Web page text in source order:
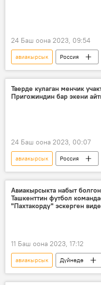
24 Баш оона 2023, 09:54
авиакырсык Россия
Евгений Пригожин
өлүм
Видео
Тверде кулаган менчик
Пригожиндин бар экени
24 Баш оона 2023, 00:07
авиакырсык Россия
"Вагнер" тобу
Тверь
Авиакырсыкта набыт болгон
Ташкенттин футбол
"Пахтакорду" эскерген
11 Баш оона 2023, 17:12
авиакырсык Дүйнөдө
Ташкент
футбол